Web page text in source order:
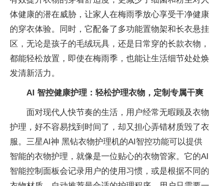
体健康的潜在威胁，让家人在梅雨季放心享受干净健康
的穿衣体验。同时，它配备了多功能置物架和长衣悬挂
区，无论是孩子的毛绒玩具，还是日常穿的长款衣物，
都能轻松放置，即使在梅雨季，也能让生活细节处处焕
发清新活力。
AI 智控健康护理：轻松护理衣物，定制专属干爽
面对现代人快节奏的生活，用户经常无暇顾及衣物
护理，好不容易找到时间了，却又担心弄错材质毁了衣
服。三星AI神 黑钻衣物护理机的AI智控功能可以提供
智能的衣物护理，就像是一位贴心的衣物管家。它的AI
智能控制面板会记录用户的使用习惯，或是根据不同的